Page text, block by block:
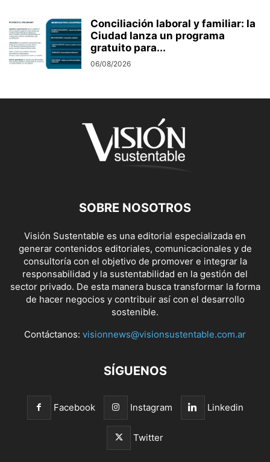
Conciliación laboral y familiar: la
Ciudad lanza un programa
gratuito para...
06/08/2026
SOBRE NOSOTROS
Visión Sustentable es una editorial especializada en
generar contenidos editoriales, comunicacionales y de
consultoría con el objetivo de promover e integrar la
responsabilidad y la sustentabilidad en la gestión del
sector privado. De esta manera busca transformar la forma
de hacer negocios y contribuir así con el desarrollo
sostenible.
Contáctanos: visionnews@visionsustentable.com.ar
SÍGUENOS
Facebook Instagram Linkedin
Twitter